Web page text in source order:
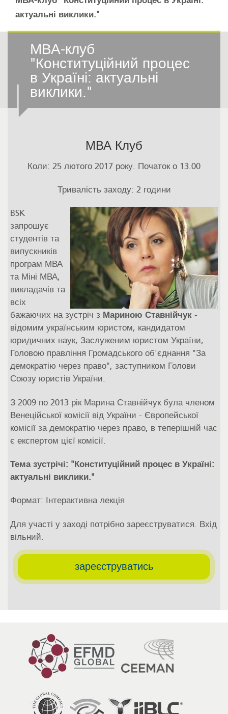
актуальні виклики."
МВА-клуб
"Конституційний процес
в Україні: актуальні
виклики."
МВА Клуб
Коли: 25 лютого 2017 року. Початок о 13.00
Тривалість заходу: 2 години
BSK
запрошує
студентів та
випускників
програм МВА
та Міні МВА,
викладачів та
всіх
бажаючих на зустріч з Мариною Ставнійчук -
відомим українським юристом, кандидатом
юридичних наук, Заслуженим юристом України,
Головою правління Громадського об'єднання "За
демократію через право", заступником Голови
Союзу юристів України.
З 2009 по 2013 рік Марина Ставнійчук була членом
Венеційської комісії від України - Європейської
комісії за демократію через право, в теперішній час
є експертом цієї комісії.
Тема зустрічі: "Конституційний процес в Україні:
актуальні виклики."
Формат: Інтерактивна лекція
Для участі у заході потрібно зареєструватися. Вхід
вільний.
зареєструватись